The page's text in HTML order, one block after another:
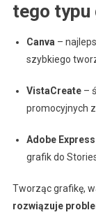
tego typu
Canva–
szybkiego
VistaCreate–
promocyjnych
Adobe Express
grafik do
Tworząc grafikę,
rozwiązuje